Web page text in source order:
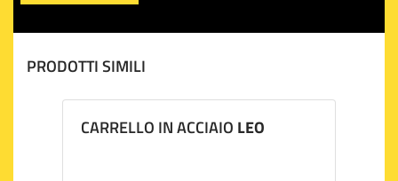
PRODOTTI SIMILI
CARRELLO IN ACCIAIO LEO